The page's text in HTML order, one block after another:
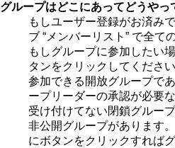
グループはどこにあってどうやっ
もしユーザー登録がお済み
ブ “メンバーリスト” で全て
もしグループに参加したい
タンをクリックしてくださ
参加できる開放グループで
ープリーダーの承認が必要
受け付けてない閉鎖グルー
非公開グループがあります
にボタンをクリックすれば